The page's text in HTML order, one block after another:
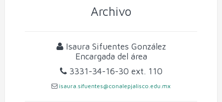
Archivo
Isaura Sifuentes González
Encargada del área
3331-34-16-30 ext. 110
isaura.sifuentes@conalepjalisco.edu.mx